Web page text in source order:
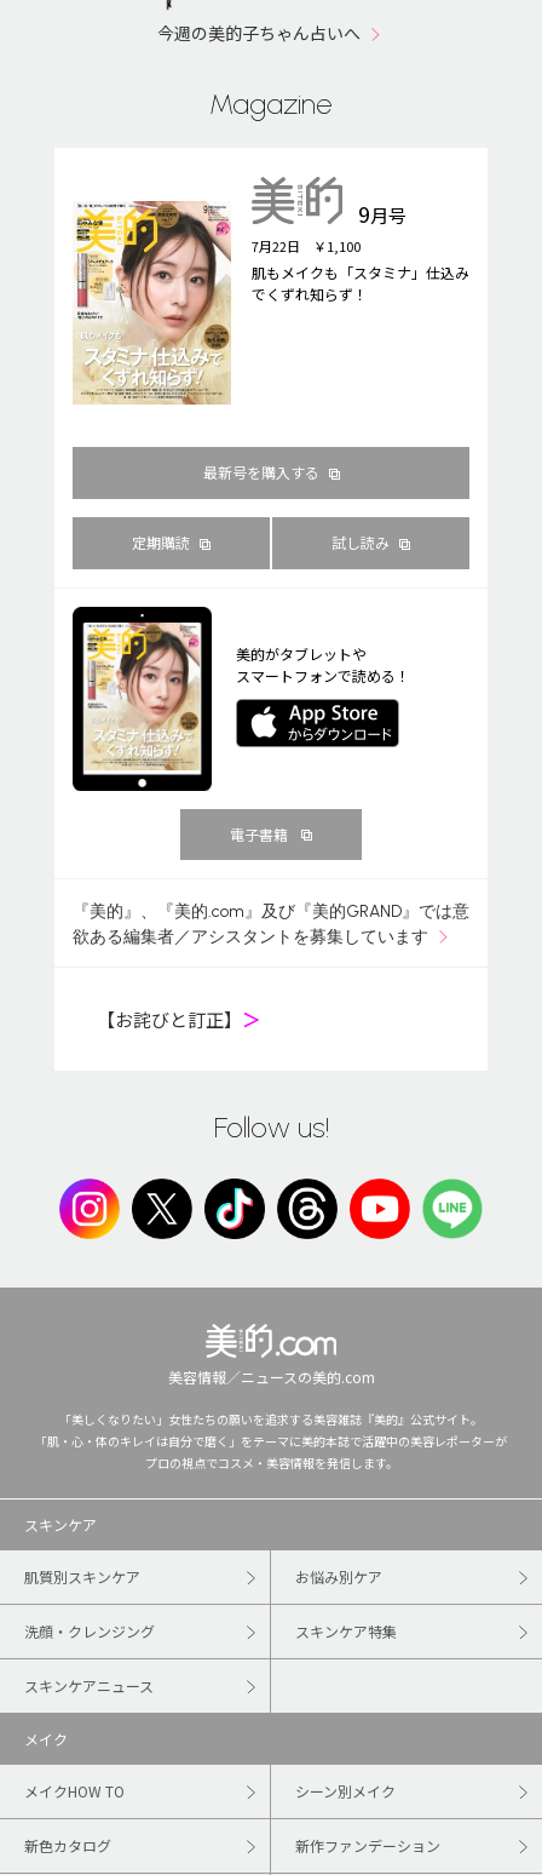
今週の美的子ちゃん占いへ
Magazine
9月号
7月22日 ￥1,100
肌もメイクも「スタミナ」仕込み
でくずれ知らず！
最新号を購入する
定期購読 試し読み
美的がタブレットや
スマートフォンで読める！
電子書籍
『美的』、『美的.com』及び『美的GRAND』では意
欲ある編集者／アシスタントを募集しています
【お詫びと訂正】 ＞
Follow us!
美容情報／ニュースの美的.com
「美しくなりたい」女性たちの願いを追求する美容雑誌『美的』公式サイト。
「肌・心・体のキレイは自分で磨く」をテーマに美的本誌で活躍中の美容レポーターが
プロの視点でコスメ・美容情報を発信します。
スキンケア
肌質別スキンケア お悩み別ケア
洗顔・クレンジング スキンケア特集
スキンケアニュース
メイク
メイクHOW TO シーン別メイク
新色カタログ 新作ファンデーション